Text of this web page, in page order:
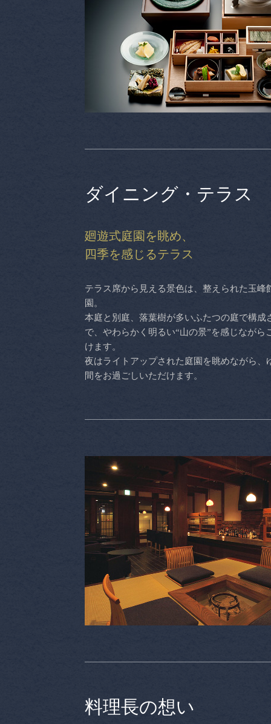
ダイニング・テラス
廻遊式庭園を眺め、
四季を感じるテラス
テラス席から見える景色は、整えられた玉峰
園。
本庭と別庭、落葉樹が多いふたつの庭で構成
で、やわらかく明るい“山の景”を感じながら
けます。
夜はライトアップされた庭園を眺めながら、
間をお過ごしいただけます。
料理長の想い